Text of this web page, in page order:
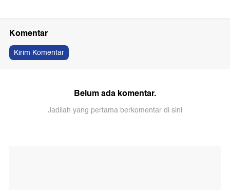
Komentar
Kirim Komentar
Belum ada komentar.
Jadilah yang pertama berkomentar di sini